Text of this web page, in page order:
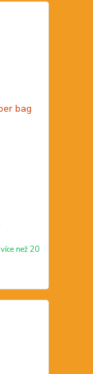
více než 20